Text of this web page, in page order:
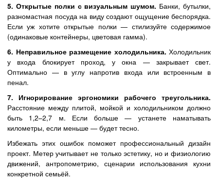
5. Открытые полки с визуальным шумом. Банки, бутылки,
разномастная посуда на виду создают ощущение беспорядка.
Если уж хотите открытые полки — стилизуйте содержимое
(одинаковые контейнеры, цветовая гамма).
6. Неправильное размещение холодильника. Холодильник
у входа блокирует проход, у окна — закрывает свет.
Оптимально — в углу напротив входа или встроенным в
пенал.
7. Игнорирование эргономики рабочего треугольника.
Расстояние между плитой, мойкой и холодильником должно
быть 1,2–2,7 м. Если больше — устанете наматывать
километры, если меньше — будет тесно.
Избежать этих ошибок поможет профессиональный дизайн
проект. Метер учитывает не только эстетику, но и физиологию
движений, антропометрию, сценарии использования кухни
конкретной семьёй.